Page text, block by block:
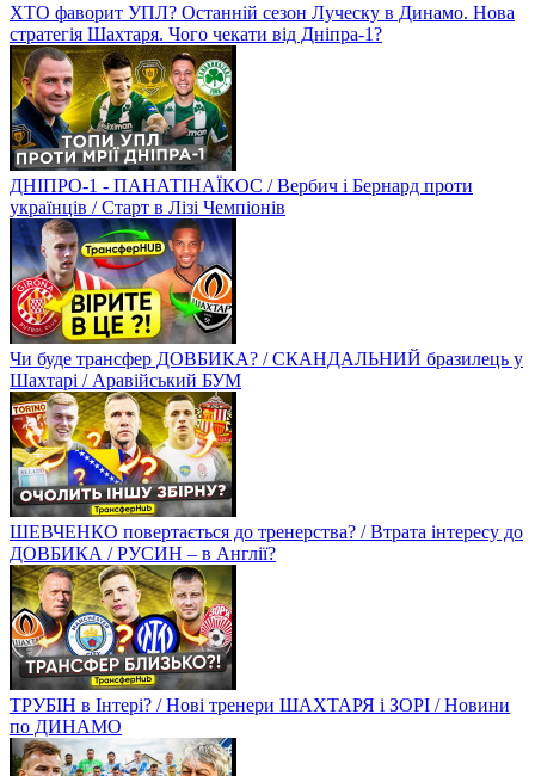
ХТО фаворит УПЛ? Останній сезон Луческу в Динамо. Нова
стратегія Шахтаря. Чого чекати від Дніпра-1?
ДНІПРО-1 - ПАНАТІНАЇКОС / Вербич і Бернард проти
українців / Старт в Лізі Чемпіонів
Чи буде трансфер ДОВБИКА? / СКАНДАЛЬНИЙ бразилець у
Шахтарі / Аравійський БУМ
ШЕВЧЕНКО повертається до тренерства? / Втрата інтересу до
ДОВБИКА / РУСИН – в Англії?
ТРУБІН в Інтері? / Нові тренери ШАХТАРЯ і ЗОРІ / Новини
по ДИНАМО